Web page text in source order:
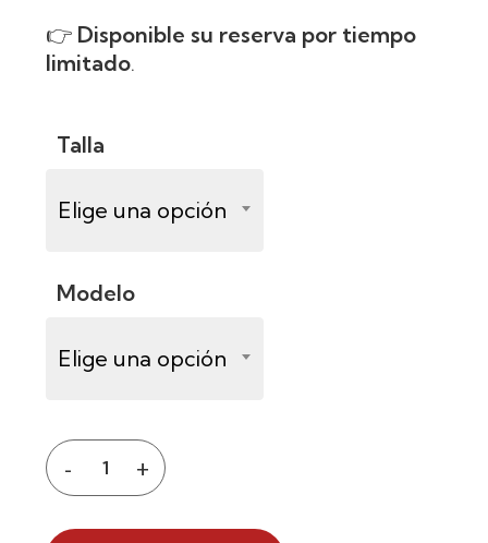
👉 Disponible su reserva por tiempo
limitado.
Talla
Elige una opción
Modelo
Elige una opción